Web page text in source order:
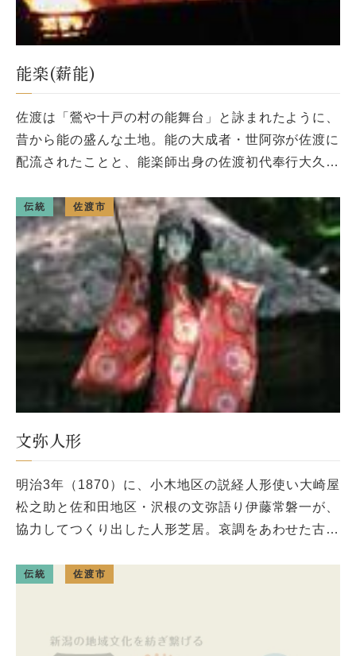
能楽(薪能)
佐渡は「鶯や十戸の村の能舞台」と詠まれたように、
昔から能の盛んな土地。能の大成者・世阿弥が佐渡に
配流されたことと、能楽師出身の佐渡初代奉行大久保
めは奉行所の役人達の教養とし […]
伝統 佐渡市
文弥人形
明治3年（1870）に、小木地区の説経人形使い大崎屋
松之助と佐和田地区・沢根の文弥語り伊藤常磐一が、
協力してつくり出した人形芝居。哀調をあわせた古浄
朴な雰囲気。出し物は10 […]
伝統 佐渡市